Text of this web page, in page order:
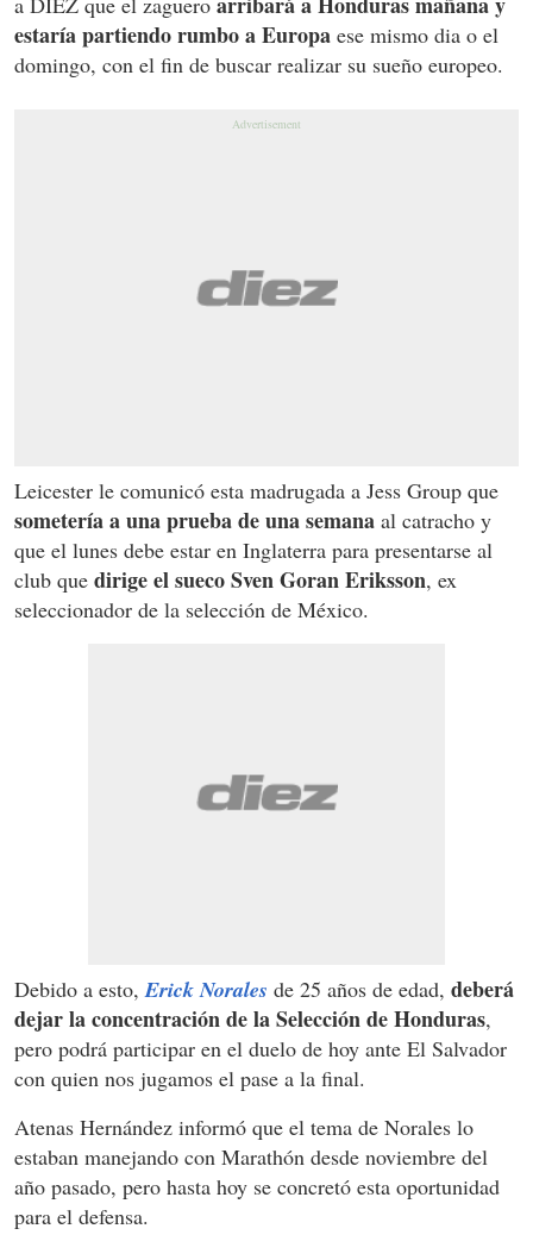
estaría partiendo rumbo a Europa ese mismo dia o el
domingo, con el fin de buscar realizar su sueño europeo.
Leicester le comunicó esta madrugada a Jess Group que
sometería a una prueba de una semana al catracho y
que el lunes debe estar en Inglaterra para presentarse al
club que dirige el sueco Sven Goran Eriksson, ex
seleccionador de la selección de México.
Debido a esto, Erick Norales de 25 años de edad, deberá
dejar la concentración de la Selección de Honduras,
pero podrá participar en el duelo de hoy ante El Salvador
con quien nos jugamos el pase a la final.
Atenas Hernández informó que el tema de Norales lo
estaban manejando con Marathón desde noviembre del
año pasado, pero hasta hoy se concretó esta oportunidad
para el defensa.